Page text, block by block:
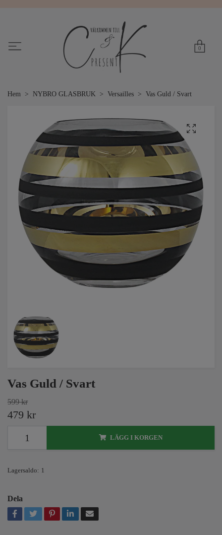
0
Hem NYBRO GLASBRUK Versailles Vas Guld / Svart
Vas Guld / Svart
599 kr
479 kr
LÄGG I KORGEN
Lagersaldo: 1
Dela